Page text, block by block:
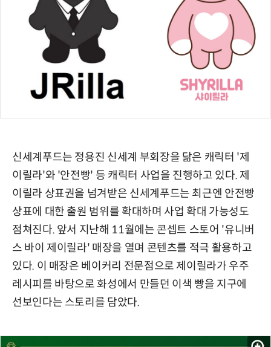
신세계푸드는 정용진 신세계 부회장을 닮은 캐릭터 '제
이릴라'와 '안전빵' 등 캐릭터 사업을 진행하고 있다. 제
이릴라 상표권을 넘겨받은 신세계푸드는 최근엔 안전빵
상표에 대한 출원 범위를 확대하며 사업 확대 가능성도
점쳐진다. 앞서 지난해 11월에는 콘셉트 스토어 '유니버
스 바이 제이릴라' 매장을 열며 콘텐츠를 적극 활용하고
있다. 이 매장은 베이커리 전문점으로 제이릴라가 우주
레시피를 바탕으로 화성에서 만들던 이색 빵을 지구에
선보인다는 스토리를 담았다.